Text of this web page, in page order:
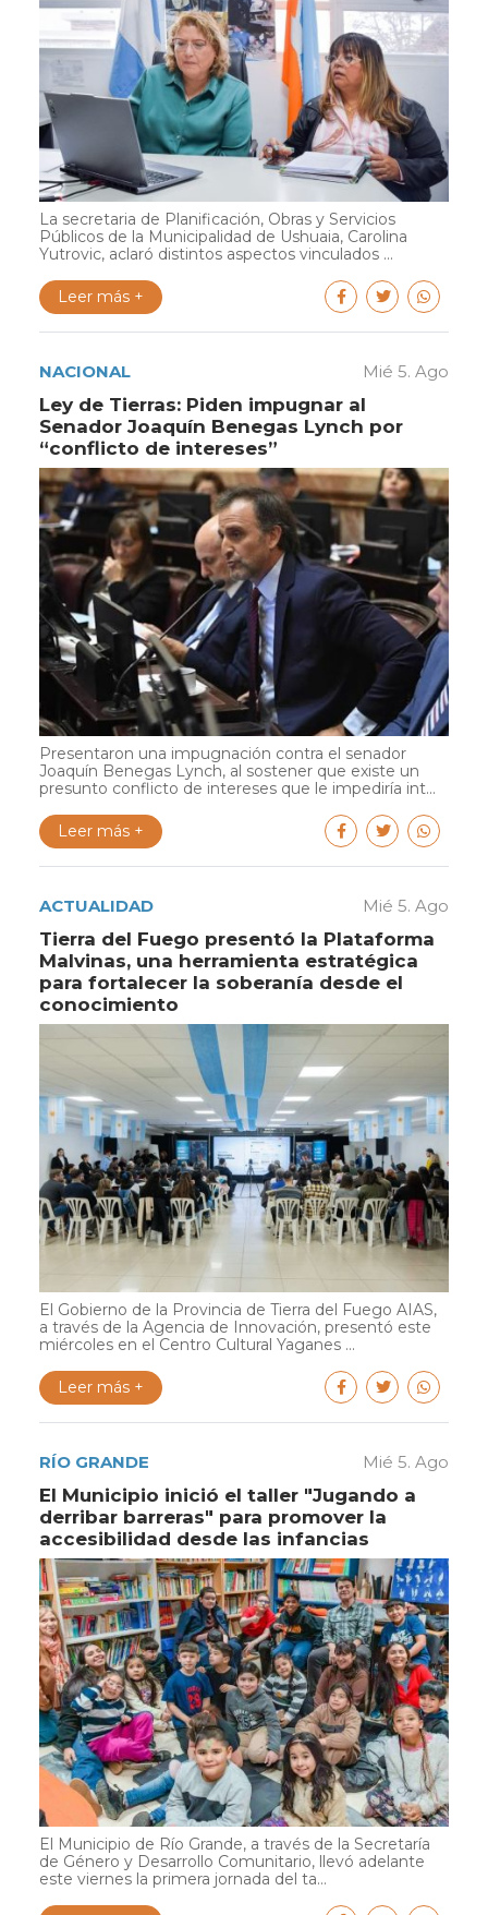
La secretaria de Planificación, Obras y Servicios
Públicos de la Municipalidad de Ushuaia, Carolina
Yutrovic, aclaró distintos aspectos vinculados ...
Leer más +
NACIONAL Mié 5. Ago
Ley de Tierras: Piden impugnar al
Senador Joaquín Benegas Lynch por
“conflicto de intereses”
Presentaron una impugnación contra el senador
Joaquín Benegas Lynch, al sostener que existe un
presunto conflicto de intereses que le impediría int...
Leer más +
ACTUALIDAD Mié 5. Ago
Tierra del Fuego presentó la Plataforma
Malvinas, una herramienta estratégica
para fortalecer la soberanía desde el
conocimiento
El Gobierno de la Provincia de Tierra del Fuego AIAS,
a través de la Agencia de Innovación, presentó este
miércoles en el Centro Cultural Yaganes ...
Leer más +
RÍO GRANDE Mié 5. Ago
El Municipio inició el taller "Jugando a
derribar barreras" para promover la
accesibilidad desde las infancias
El Municipio de Río Grande, a través de la Secretaría
de Género y Desarrollo Comunitario, llevó adelante
este viernes la primera jornada del ta...